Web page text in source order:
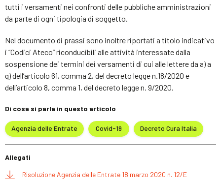
tutti i versamenti nei confronti delle pubbliche amministrazioni
da parte di ogni tipologia di soggetto.
Nel documento di prassi sono inoltre riportati a titolo indicativo
i “Codici Ateco” riconducibili alle attività interessate dalla
sospensione dei termini dei versamenti di cui alle lettere da a) a
q) dell’articolo 61, comma 2, del decreto legge n.18/2020 e
dell’articolo 8, comma 1, del decreto legge n. 9/2020.
Di cosa si parla in questo articolo
Agenzia delle Entrate Covid-19 Decreto Cura Italia
Allegati
Risoluzione Agenzia delle Entrate 18 marzo 2020 n. 12/E